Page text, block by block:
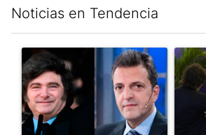
Noticias en Tendencia
Un artículo de tendencia con el título
Un